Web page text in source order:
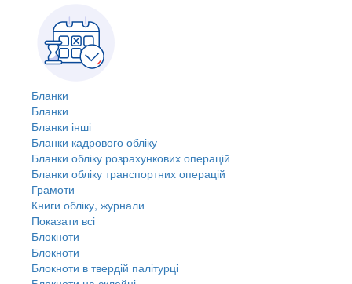
Бланки
Бланки
Бланки інші
Бланки кадрового обліку
Бланки обліку розрахункових операцій
Бланки обліку транспортних операцій
Грамоти
Книги обліку, журнали
Показати всі
Блокноти
Блокноти
Блокноти в твердій палітурці